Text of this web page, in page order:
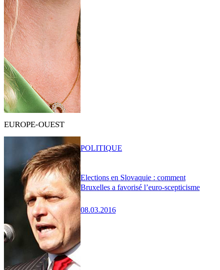
EUROPE-OUEST
Elections en Slovaquie : comment
Bruxelles a favorisé l’euro-scepticisme
08.03.2016
POLITIQUE